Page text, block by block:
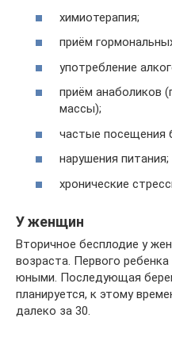
химиотерапия;
приём
употребление
приём анаболиков
массы);
частые посещения
нарушения питания;
хронические
У женщин
Вторичное бесплодие у
возраста. Первого
юными. Последующая
планируется, к этому
далеко за 30.